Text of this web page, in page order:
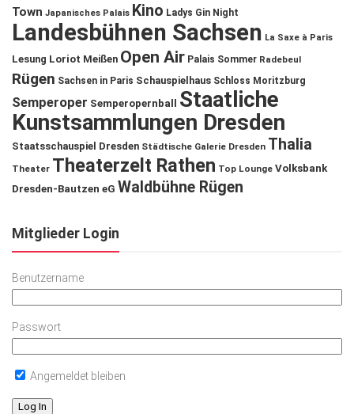
Town Japanisches Palais Kino Ladys Gin Night
Landesbühnen Sachsen La Saxe à Paris
Lesung Loriot Meißen Open Air Palais Sommer Radebeul
Rügen Sachsen in Paris Schauspielhaus Schloss Moritzburg
Semperoper Semperopernball
Staatliche
Kunstsammlungen Dresden
Staatsschauspiel Dresden Städtische Galerie Dresden Thalia
Theater Theaterzelt Rathen Top Lounge Volksbank
Dresden-Bautzen eG Waldbühne Rügen
Mitglieder Login
Benutzername
Passwort
Angemeldet bleiben